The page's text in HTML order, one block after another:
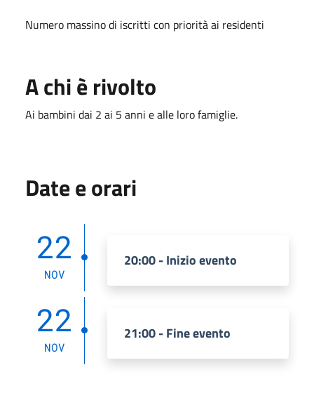
Numero massino di iscritti con priorità ai residenti
A chi è rivolto
Ai bambini dai 2 ai 5 anni e alle loro famiglie.
Date e orari
22
NOV
20:00 - Inizio evento
22
NOV
21:00 - Fine evento